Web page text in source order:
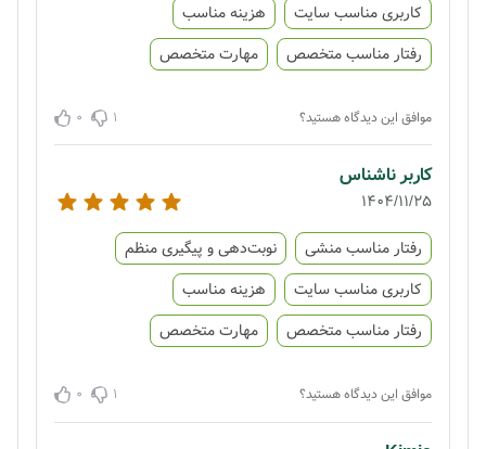
کاربری مناسب سایت
هزینه مناسب
رفتار مناسب متخصص
مهارت متخصص
موافق این دیدگاه هستید؟ 1
0
کاربر ناشناس
1404/11/25
رفتار مناسب منشی
نوبت‌دهی و پیگیری منظم
کاربری مناسب سایت
هزینه مناسب
رفتار مناسب متخصص
مهارت متخصص
موافق این دیدگاه هستید؟ 1
0